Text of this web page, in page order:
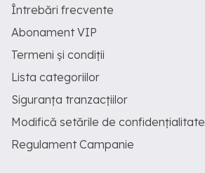
Întrebări frecvente
Abonament VIP
Termeni și condiții
Lista categoriilor
Siguranța tranzacțiilor
Modifică setările de confidențialitate
Regulament Campanie